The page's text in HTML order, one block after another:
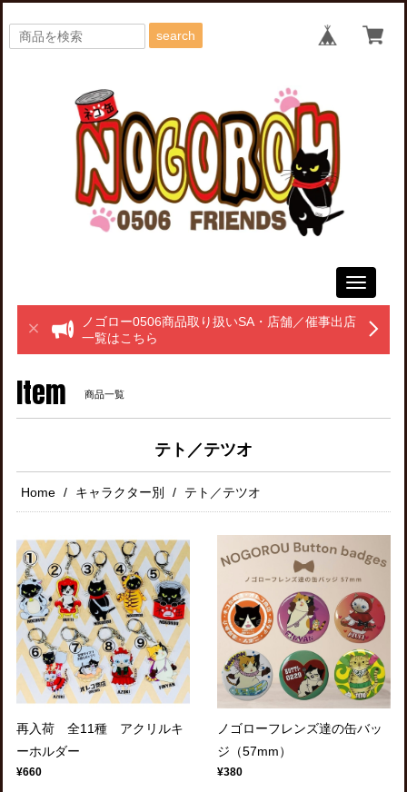
search
Toggle
ノゴロー0506商品取り扱いSA・店舗／催事出店
一覧はこちら
Item 商品一覧
テト／テツオ
Home キャラクター別 テト／テツオ
再入荷 全11種 アクリルキ
ーホルダー
¥660
ノゴローフレンズ達の缶バッ
ジ（57mm）
¥380